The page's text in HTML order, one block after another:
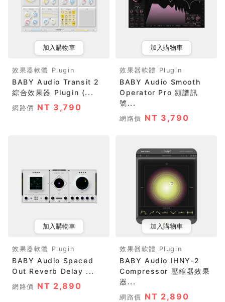
加入購物車
效果器軟體 Plugin
BABY Audio Transit 2
綜合效果器 Plugin (...
網路價 NT 3,790
加入購物車
效果器軟體 Plugin
BABY Audio Smooth
Operator Pro 頻譜訊
號...
網路價 NT 3,790
加入購物車
效果器軟體 Plugin
BABY Audio Spaced
Out Reverb Delay ...
網路價 NT 2,890
加入購物車
效果器軟體 Plugin
BABY Audio IHNY-2
Compressor 壓縮器效果
器...
網路價 NT 2,890